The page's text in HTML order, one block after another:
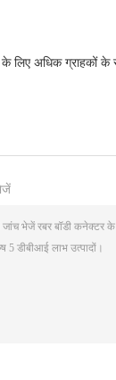
लिए अधिक ग्राहकों के